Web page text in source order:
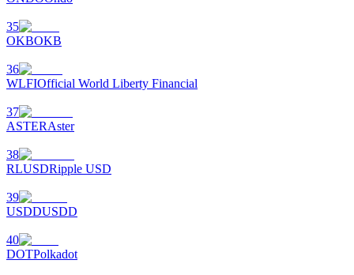
الإحالة
قم بدعوة صديق لتحصل على مكافآت نقدية
Deposit CASHCAT & Win
35
OKBOKB
36
WLFIOfficial World Liberty Financial
37
ASTERAster
38
RLUSDRipple USD
39
USDDUSDD
40
DOTPolkadot